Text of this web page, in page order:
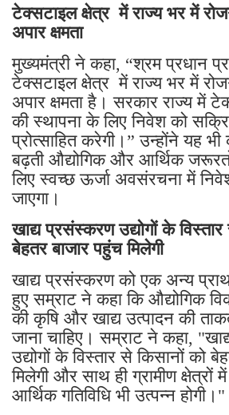
टेक्सटाइल क्षेत्र में राज्य भर में
अपार क्षमता
मुख्यमंत्री ने कहा, “श्रम प्रधान
टेक्सटाइल क्षेत्र में राज्य भर में
अपार क्षमता है। सरकार राज्य में
की स्थापना के लिए निवेश को
प्रोत्साहित करेगी।” उन्होंने यह भी
बढ़ती औद्योगिक और आर्थिक
लिए स्वच्छ ऊर्जा अवसंरचना में
जाएगा।
खाद्य प्रसंस्करण उद्योगों के
बेहतर बाजार पहुंच मिलेगी
खाद्य प्रसंस्करण को एक अन्य
हुए सम्राट ने कहा कि औद्योगिक
की कृषि और खाद्य उत्पादन की
जाना चाहिए। सम्राट ने कहा,
उद्योगों के विस्तार से किसानों को
मिलेगी और साथ ही ग्रामीण क्षेत्रों
आर्थिक गतिविधि भी उत्पन्न होगी।"